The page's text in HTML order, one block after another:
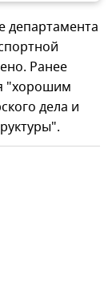
департамента
Ранее
"хорошим
дела и